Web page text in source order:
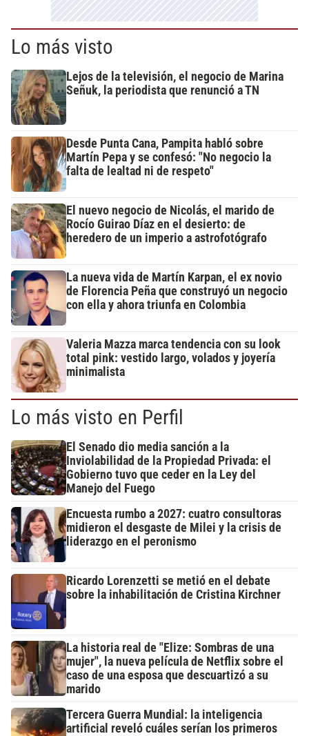
Lo más visto
Lejos de la televisión, el negocio de Marina
Señuk, la periodista que renunció a TN
Desde Punta Cana, Pampita habló sobre
Martín Pepa y se confesó: "No negocio la
falta de lealtad ni de respeto"
El nuevo negocio de Nicolás, el marido de
Rocío Guirao Díaz en el desierto: de
heredero de un imperio a astrofotógrafo
La nueva vida de Martín Karpan, el ex novio
de Florencia Peña que construyó un negocio
con ella y ahora triunfa en Colombia
Valeria Mazza marca tendencia con su look
total pink: vestido largo, volados y joyería
minimalista
Lo más visto en Perfil
El Senado dio media sanción a la
Inviolabilidad de la Propiedad Privada: el
Gobierno tuvo que ceder en la Ley del
Manejo del Fuego
Encuesta rumbo a 2027: cuatro consultoras
midieron el desgaste de Milei y la crisis de
liderazgo en el peronismo
Ricardo Lorenzetti se metió en el debate
sobre la inhabilitación de Cristina Kirchner
La historia real de "Elize: Sombras de una
mujer", la nueva película de Netflix sobre el
caso de una esposa que descuartizó a su
marido
Tercera Guerra Mundial: la inteligencia
artificial reveló cuáles serían los primeros